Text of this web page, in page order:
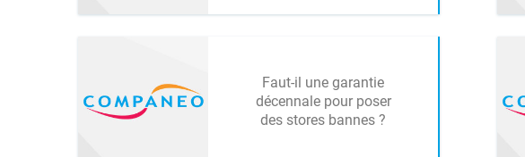
Faut-il une garantie
décennale pour poser
des stores bannes ?